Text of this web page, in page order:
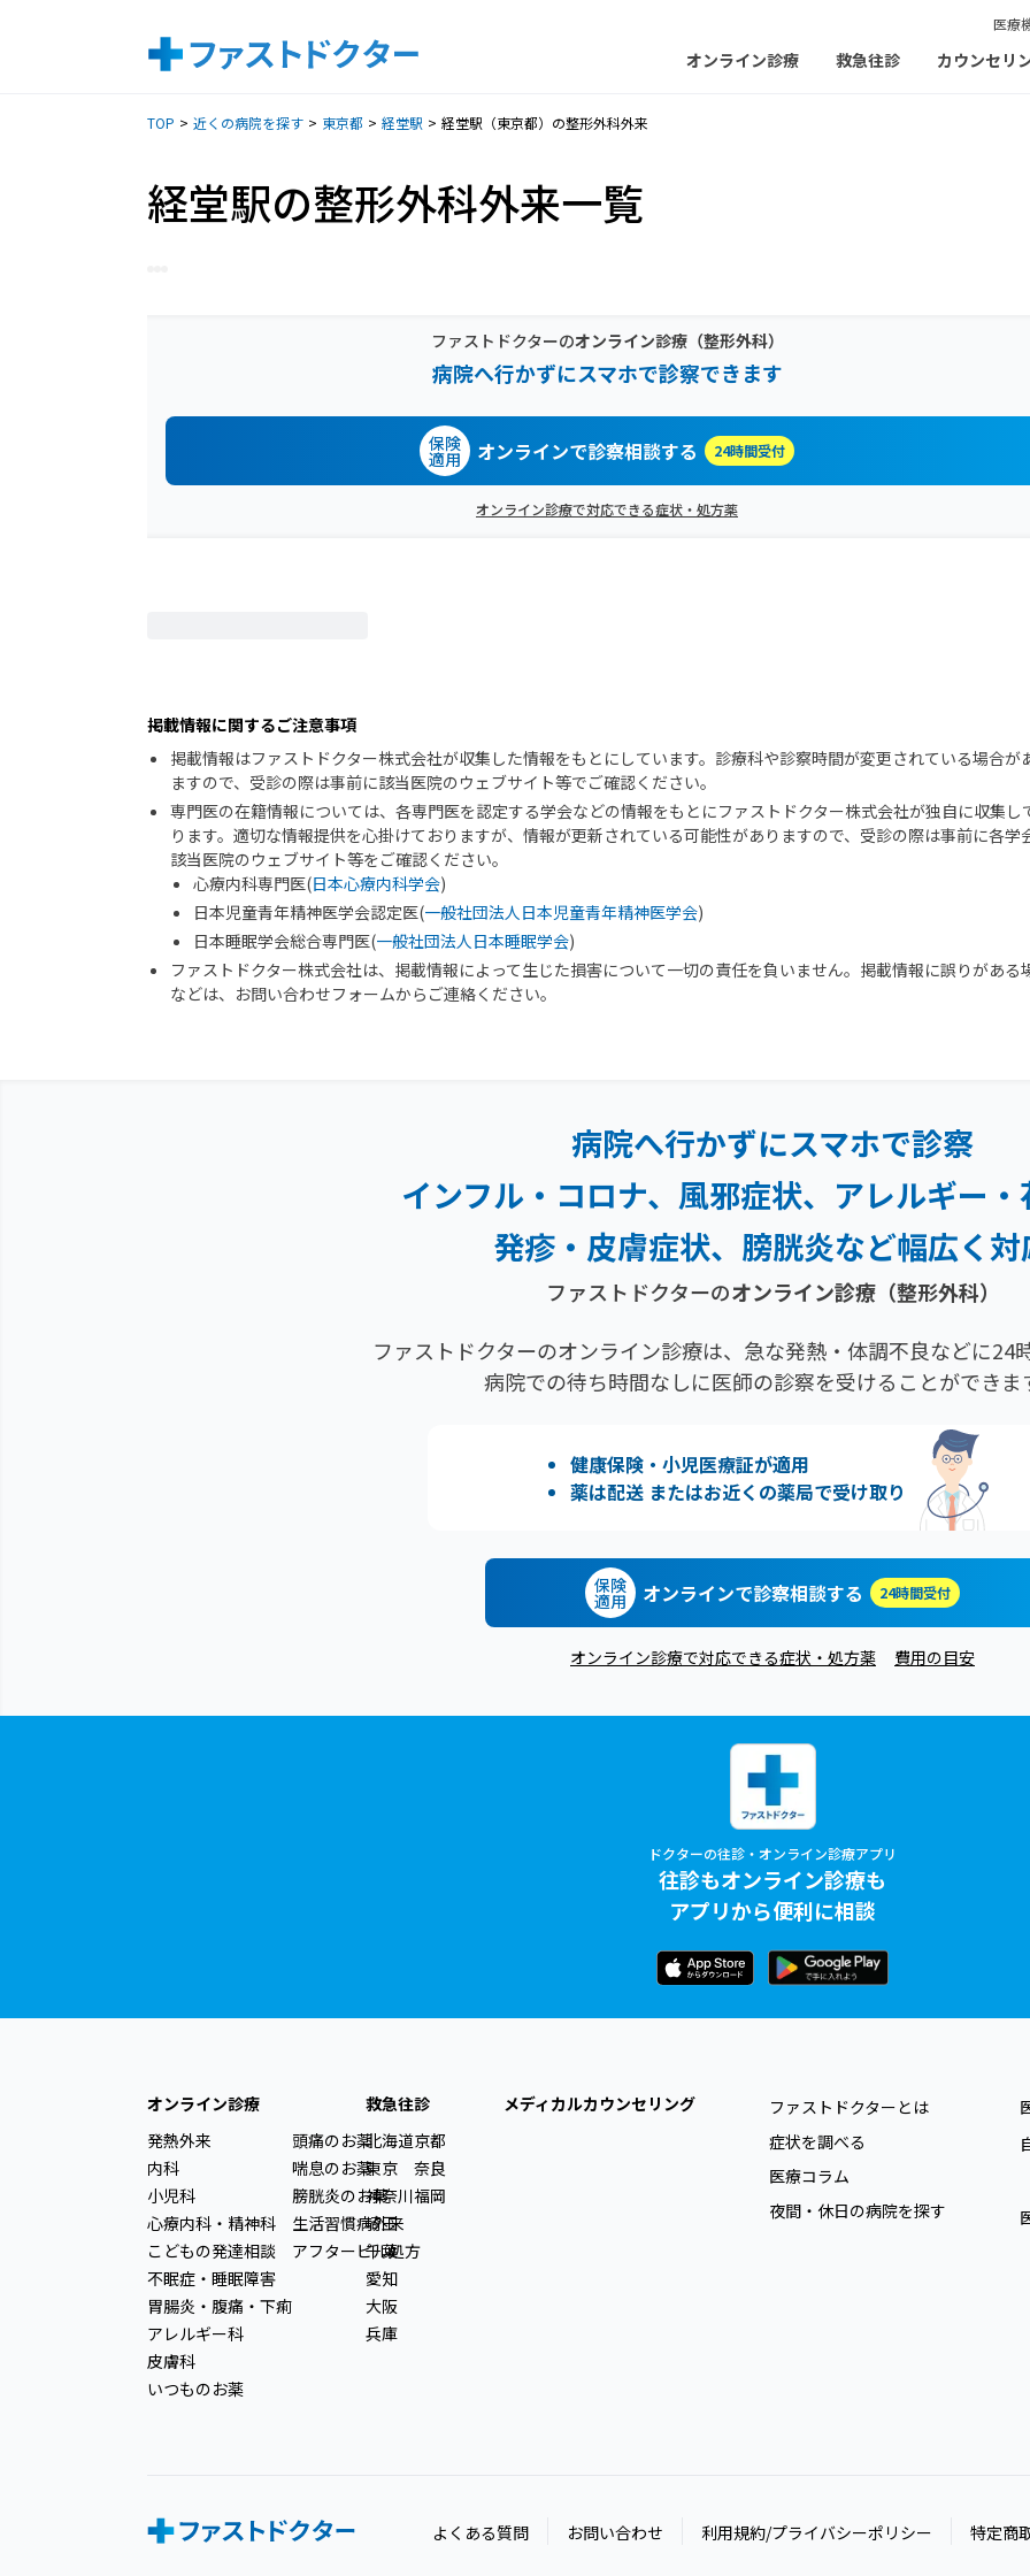
医療
オンライン診療 救急往診 カウンセリ
TOP 近くの病院を探す 東京都 経堂駅 経堂駅（東京都）の整形外科外来
経堂駅の整形外科外来一覧
ファストドクターのオンライン診療（整形外科）
病院へ行かずにスマホで診察できます
保険
適用 オンラインで診察相談する 24時間受付
オンライン診療で対応できる症状・処方薬
掲載情報に関するご注意事項
掲載情報はファストドクター株式会社が収集した情報をもとにしています。診療科や診察時間が変更されている場合が
ますので、受診の際は事前に該当医院のウェブサイト等でご確認ください。
専門医の在籍情報については、各専門医を認定する学会などの情報をもとにファストドクター株式会社が独自に収集し
ります。適切な情報提供を心掛けておりますが、情報が更新されている可能性がありますので、受診の際は事前に各学
該当医院のウェブサイト等をご確認ください。
心療内科専門医(日本心療内科学会)
日本児童青年精神医学会認定医(一般社団法人日本児童青年精神医学会)
日本睡眠学会総合専門医(一般社団法人日本睡眠学会)
ファストドクター株式会社は、掲載情報によって生じた損害について一切の責任を負いません。掲載情報に誤りがある
などは、お問い合わせフォームからご連絡ください。
病院へ行かずにスマホで診察
インフル・コロナ、風邪症状、 アレルギー・
発疹・ 皮膚症状、膀胱炎など幅広く対
ファストドクターのオンライン診療（整形外科）
ファストドクターのオンライン診療は、急な発熱・体調不良などに24
病院での待ち時間なしに医師の診察を受けることができま
健康保険・小児医療証が適用
薬は配送 またはお近くの薬局で受け取り
保険
適用 オンラインで診察相談する 24時間受付
オンライン診療で対応できる症状・処方薬 費用の目安
ドクターの往診・オンライン診療アプリ
往診もオンライン診療も
アプリから便利に相談
オンライン診療
発熱外来
内科
小児科
心療内科・精神科
こどもの発達相談
不眠症・睡眠障害
胃腸炎・腹痛・下痢
アレルギー科
皮膚科
いつものお薬
頭痛のお薬
喘息のお薬
膀胱炎のお薬
生活習慣病外来
アフターピル処方
救急往診
北海道
東京
神奈川
埼玉
千葉
愛知
大阪
兵庫
京都
奈良
福岡
メディカルカウンセリング
ファストドクターとは
症状を調べる
医療コラム
夜間・休日の病院を探す
よくある質問 お問い合わせ 利用規約/プライバシーポリシー 特定商